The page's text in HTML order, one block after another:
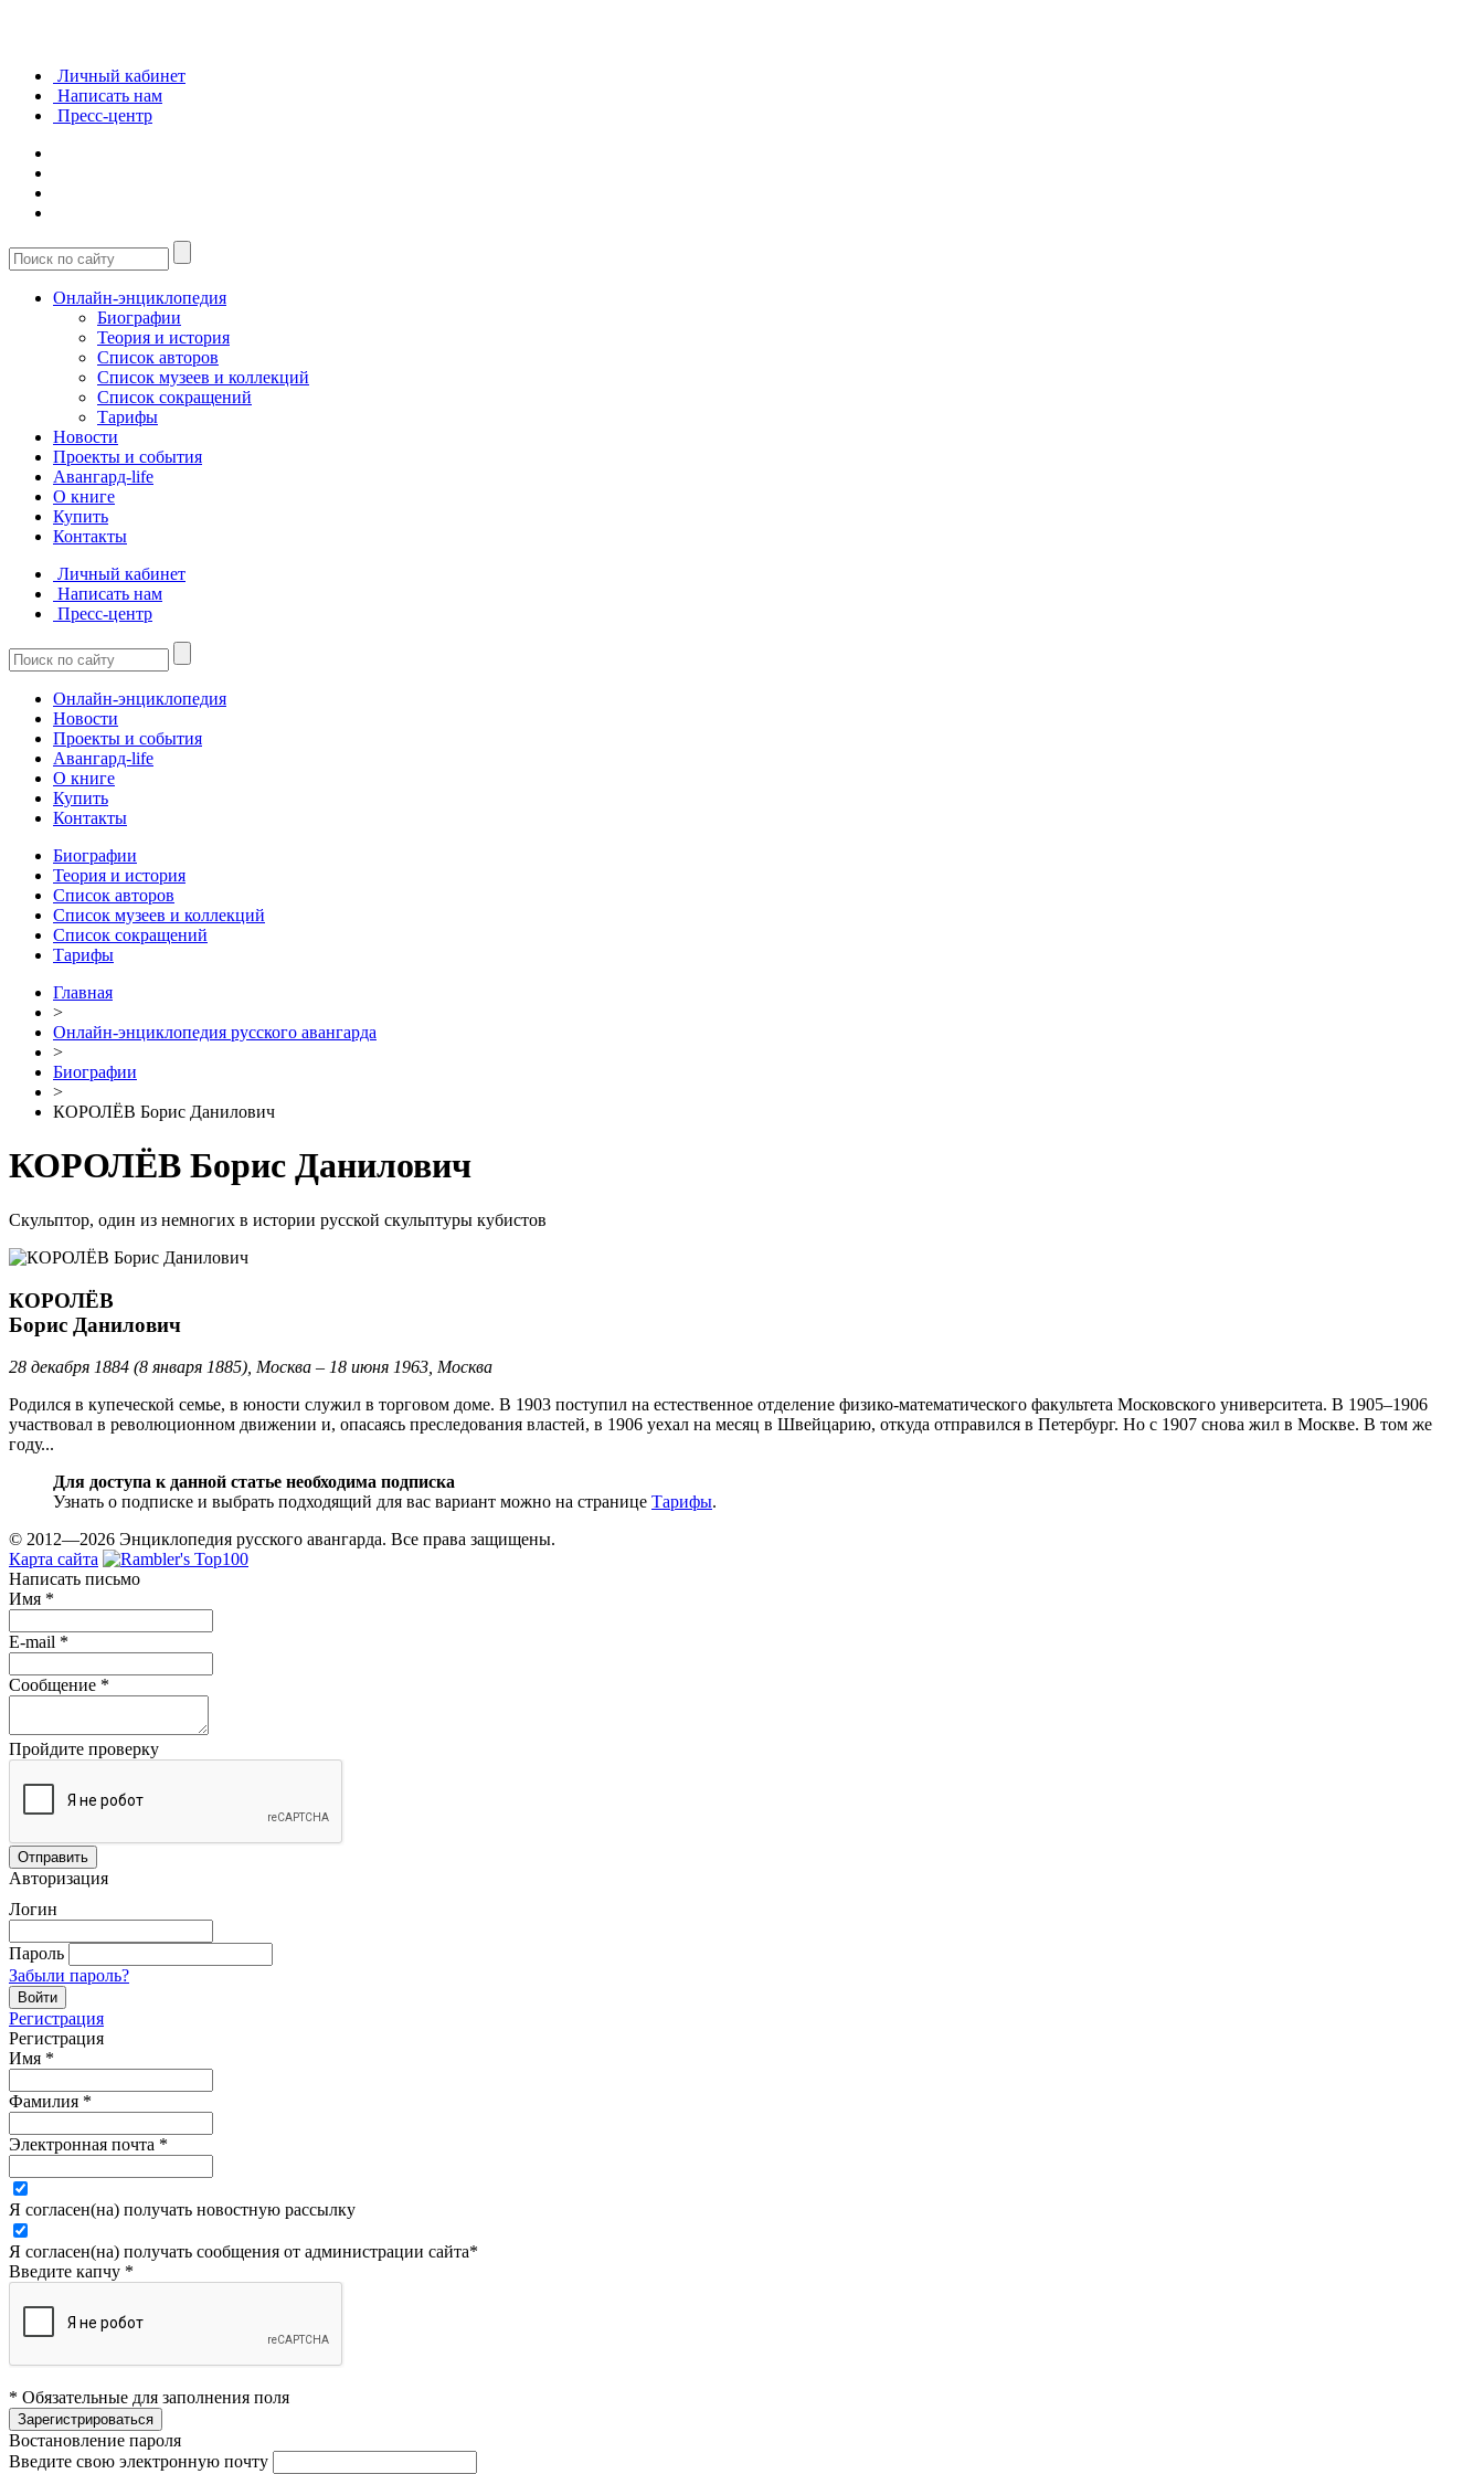
Личный кабинет
Написать нам
Пресс-центр
Онлайн-энциклопедия
Биографии
Теория и история
Список авторов
Список музеев и коллекций
Список сокращений
Тарифы
Новости
Проекты и события
Авангард-life
О книге
Купить
Контакты
Личный кабинет
Написать нам
Пресс-центр
Онлайн-энциклопедия
Новости
Проекты и события
Авангард-life
О книге
Купить
Контакты
Биографии
Теория и история
Список авторов
Список музеев и коллекций
Список сокращений
Тарифы
Главная
>
Онлайн-энциклопедия русского авангарда
>
Биографии
>
КОРОЛЁВ Борис Данилович
КОРОЛЁВ Борис Данилович
Скульптор, один из немногих в истории русской скульптуры кубистов
КОРОЛЁВ
Борис Данилович
28 декабря 1884 (8 января 1885), Москва – 18 июня 1963, Москва
Родился в купеческой семье, в юности служил в торговом доме. В 1903 поступил на естественное отделение физико-математического факультета Московского университета. В 1905–1906
участвовал в революционном движении и, опасаясь преследования властей, в 1906 уехал на месяц в Швейцарию, откуда отправился в Петербург. Но с 1907 снова жил в Москве. В том же
году...
Для доступа к данной статье необходима подписка
Узнать о подписке и выбрать подходящий для вас вариант можно на странице Тарифы.
© 2012—2026 Энциклопедия русского авангарда. Все права защищены.
Карта сайта
Написать письмо
Имя *
E-mail *
Сообщение *
Пройдите проверку
Авторизация
Логин
Пароль
Забыли пароль?
Регистрация
Регистрация
Имя *
Фамилия *
Электронная почта *
Я согласен(на) получать новостную рассылку
Я согласен(на) получать сообщения от администрации сайта*
Введите капчу *
* Обязательные для заполнения поля
Востановление пароля
Введите свою электронную почту